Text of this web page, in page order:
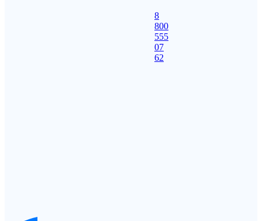
8
800
555
07
62